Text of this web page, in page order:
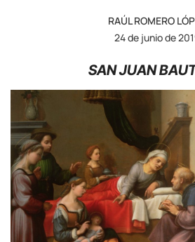
RAÚL ROMERO
24 de junio de
SAN JUAN